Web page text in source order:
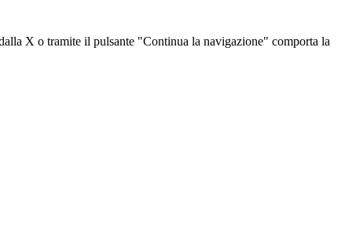
X o tramite il pulsante "Continua la navigazione" comporta la